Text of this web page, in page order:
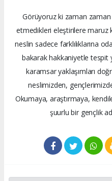
Görüyoruz ki zaman zaman
etmedikleri eleştirilere maruz
neslin sadece farklılıklarına
bakarak hakkaniyetle tespit
karamsar yaklaşımları
neslimizden,
Okumaya, araştırmaya,
şuurlu bir gençlik